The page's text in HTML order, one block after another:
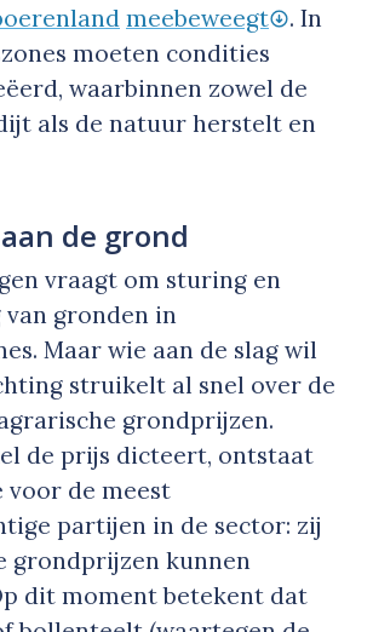
meebeweegt
. In
moeten condities
waarbinnen zowel de
als de natuur herstelt en
de grond
vraagt om sturing en
gronden in
Maar wie aan de slag wil
struikelt al snel over de
grondprijzen.
de prijs dicteert, ontstaat
de meest
partijen in de sector: zij
grondprijzen kunnen
dit moment betekent dat